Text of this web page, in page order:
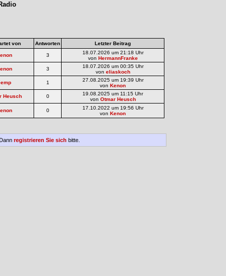
von Antworten Letzter Beitrag
3
18.07.2026 um 21:18 Uhr
von HermannFranke
3
18.07.2026 um 00:35 Uhr
von eliaskoch
1
27.08.2025 um 19:39 Uhr
von Kenon
Heusch 0
19.08.2025 um 11:15 Uhr
von Otmar Heusch
0
17.10.2022 um 19:56 Uhr
von Kenon
registrieren Sie sich bitte.